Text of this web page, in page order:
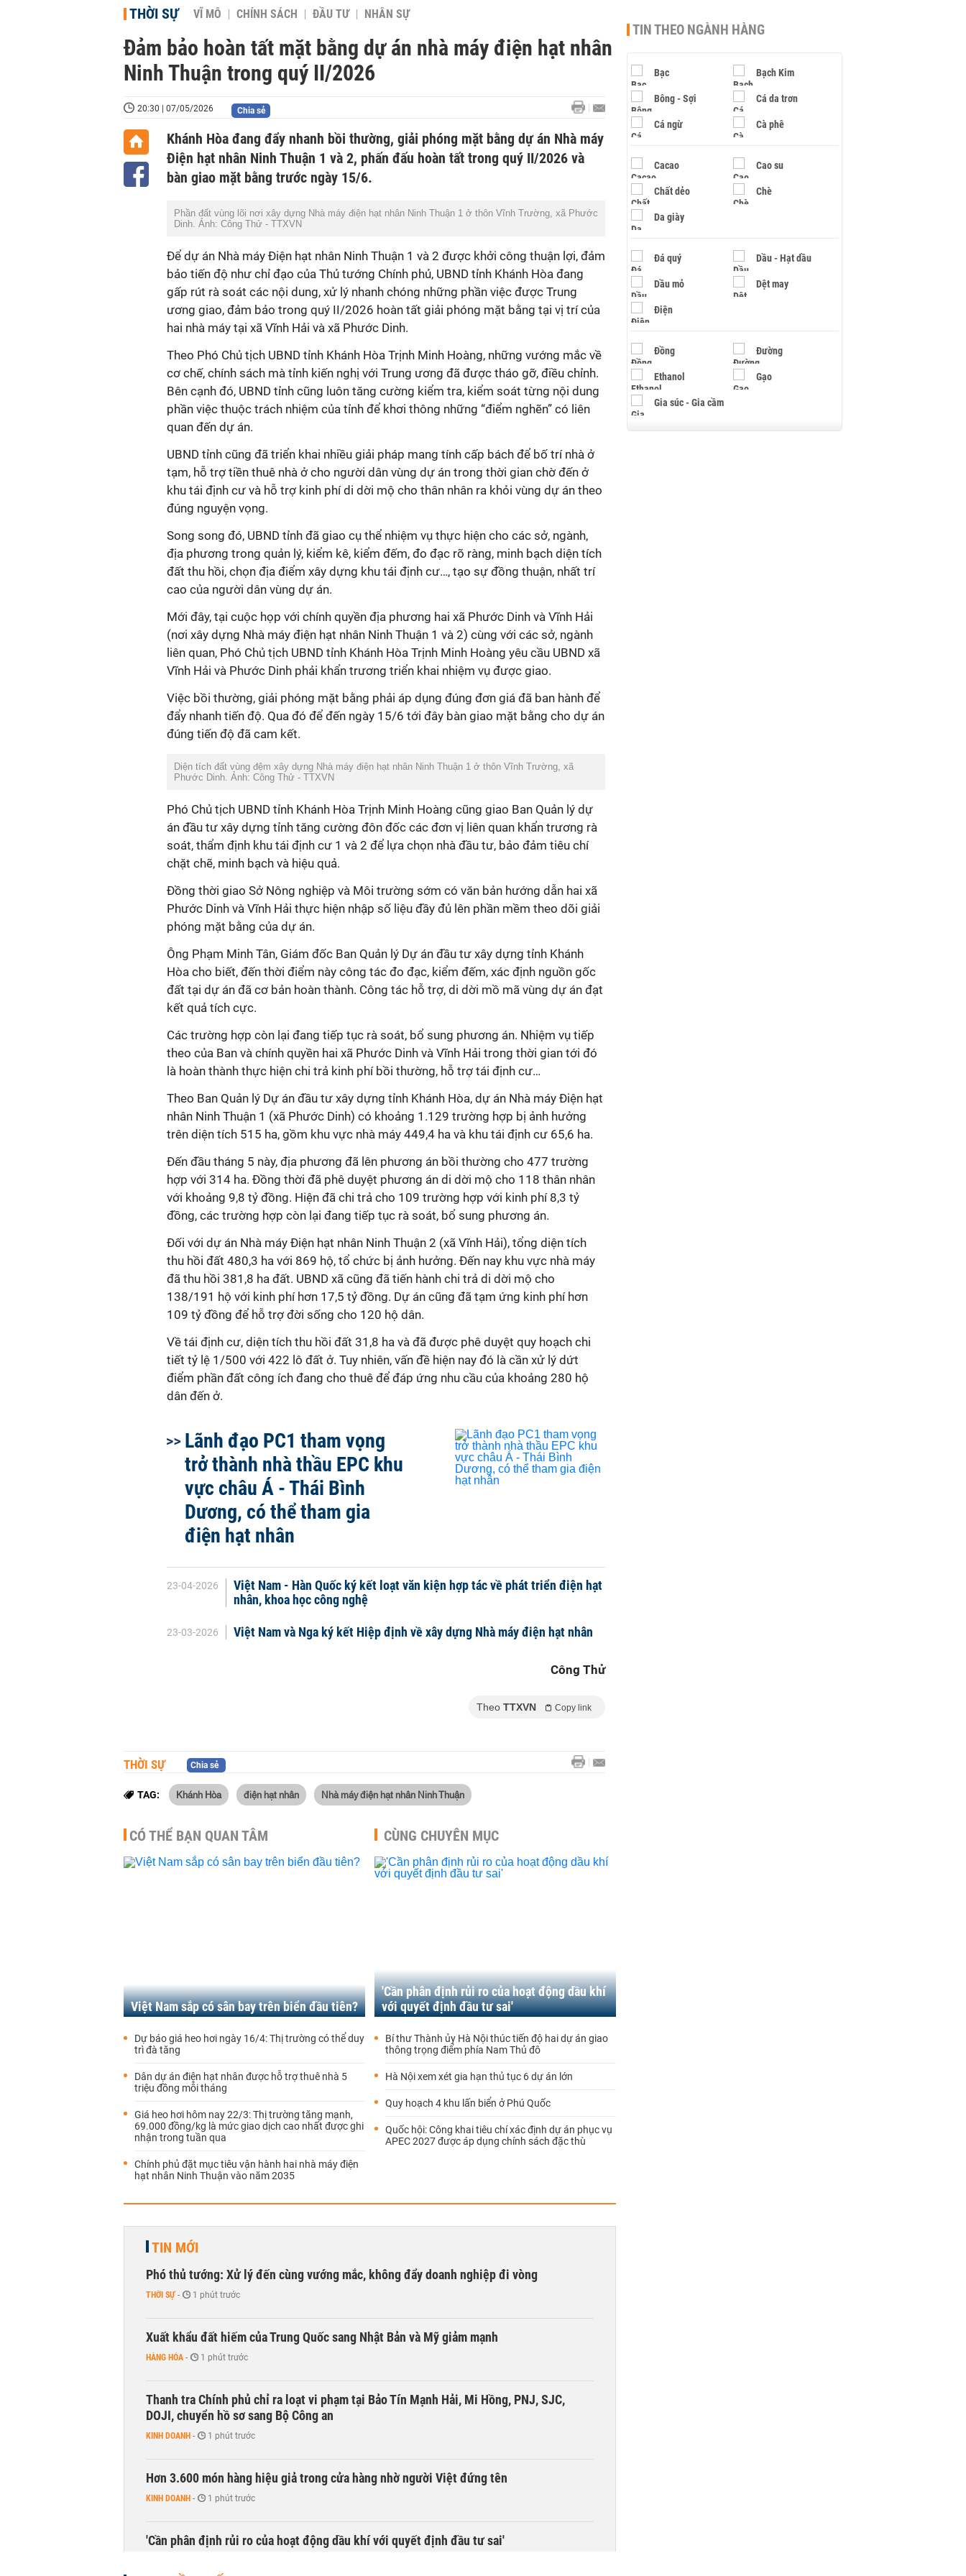
THỜI SỰ VĨ MÔ CHÍNH SÁCH ĐẦU TƯ NHÂN SỰ
Đảm bảo hoàn tất mặt bằng dự án nhà máy điện hạt nhân
Ninh Thuận trong quý II/2026
20:30 | 07/05/2026 Chia sẻ
Khánh Hòa đang đẩy nhanh bồi thường, giải phóng mặt bằng dự án Nhà máy
Điện hạt nhân Ninh Thuận 1 và 2, phấn đấu hoàn tất trong quý II/2026 và
bàn giao mặt bằng trước ngày 15/6.
Phần đất vùng lõi nơi xây dựng Nhà máy điện hạt nhân Ninh Thuận 1 ở thôn Vĩnh Trường, xã Phước
Dinh. Ảnh: Công Thử - TTXVN
Để dự án Nhà máy Điện hạt nhân Ninh Thuận 1 và 2 được khởi công thuận lợi, đảm
bảo tiến độ như chỉ đạo của Thủ tướng Chính phủ, UBND tỉnh Khánh Hòa đang
gấp rút rà soát các nội dung, xử lý nhanh chóng những phần việc được Trung
ương giao, đảm bảo trong quý II/2026 hoàn tất giải phóng mặt bằng tại vị trí của
hai nhà máy tại xã Vĩnh Hải và xã Phước Dinh.
Theo Phó Chủ tịch UBND tỉnh Khánh Hòa Trịnh Minh Hoàng, những vướng mắc về
cơ chế, chính sách mà tỉnh kiến nghị với Trung ương đã được tháo gỡ, điều chỉnh.
Bên cạnh đó, UBND tỉnh cũng luôn tăng cường kiểm tra, kiểm soát từng nội dung
phần việc thuộc trách nhiệm của tỉnh để khơi thông những “điểm nghẽn” có liên
quan đến dự án.
UBND tỉnh cũng đã triển khai nhiều giải pháp mang tính cấp bách để bố trí nhà ở
tạm, hỗ trợ tiền thuê nhà ở cho người dân vùng dự án trong thời gian chờ đến ở
khu tái định cư và hỗ trợ kinh phí di dời mộ cho thân nhân ra khỏi vùng dự án theo
đúng nguyện vọng.
Song song đó, UBND tỉnh đã giao cụ thể nhiệm vụ thực hiện cho các sở, ngành,
địa phương trong quản lý, kiểm kê, kiểm đếm, đo đạc rõ ràng, minh bạch diện tích
đất thu hồi, chọn địa điểm xây dựng khu tái định cư…, tạo sự đồng thuận, nhất trí
cao của người dân vùng dự án.
Mới đây, tại cuộc họp với chính quyền địa phương hai xã Phước Dinh và Vĩnh Hải
(nơi xây dựng Nhà máy điện hạt nhân Ninh Thuận 1 và 2) cùng với các sở, ngành
liên quan, Phó Chủ tịch UBND tỉnh Khánh Hòa Trịnh Minh Hoàng yêu cầu UBND xã
Vĩnh Hải và Phước Dinh phải khẩn trương triển khai nhiệm vụ được giao.
Việc bồi thường, giải phóng mặt bằng phải áp dụng đúng đơn giá đã ban hành để
đẩy nhanh tiến độ. Qua đó để đến ngày 15/6 tới đây bàn giao mặt bằng cho dự án
đúng tiến độ đã cam kết.
Diện tích đất vùng đệm xây dựng Nhà máy điện hạt nhân Ninh Thuận 1 ở thôn Vĩnh Trường, xã
Phước Dinh. Ảnh: Công Thử - TTXVN
Phó Chủ tịch UBND tỉnh Khánh Hòa Trịnh Minh Hoàng cũng giao Ban Quản lý dự
án đầu tư xây dựng tỉnh tăng cường đôn đốc các đơn vị liên quan khẩn trương rà
soát, thẩm định khu tái định cư 1 và 2 để lựa chọn nhà đầu tư, bảo đảm tiêu chí
chặt chẽ, minh bạch và hiệu quả.
Đồng thời giao Sở Nông nghiệp và Môi trường sớm có văn bản hướng dẫn hai xã
Phước Dinh và Vĩnh Hải thực hiện nhập số liệu đầy đủ lên phần mềm theo dõi giải
phóng mặt bằng của dự án.
Ông Phạm Minh Tân, Giám đốc Ban Quản lý Dự án đầu tư xây dựng tỉnh Khánh
Hòa cho biết, đến thời điểm này công tác đo đạc, kiểm đếm, xác định nguồn gốc
đất tại dự án đã cơ bản hoàn thành. Công tác hỗ trợ, di dời mồ mã vùng dự án đạt
kết quả tích cực.
Các trường hợp còn lại đang tiếp tục rà soát, bổ sung phương án. Nhiệm vụ tiếp
theo của Ban và chính quyền hai xã Phước Dinh và Vĩnh Hải trong thời gian tới đó
là hoàn thành thực hiện chi trả kinh phí bồi thường, hỗ trợ tái định cư…
Theo Ban Quản lý Dự án đầu tư xây dựng tỉnh Khánh Hòa, dự án Nhà máy Điện hạt
nhân Ninh Thuận 1 (xã Phước Dinh) có khoảng 1.129 trường hợp bị ảnh hưởng
trên diện tích 515 ha, gồm khu vực nhà máy 449,4 ha và khu tái định cư 65,6 ha.
Đến đầu tháng 5 này, địa phương đã lên phương án bồi thường cho 477 trường
hợp với 314 ha. Đồng thời đã phê duyệt phương án di dời mộ cho 118 thân nhân
với khoảng 9,8 tỷ đồng. Hiện đã chi trả cho 109 trường hợp với kinh phí 8,3 tỷ
đồng, các trường hợp còn lại đang tiếp tục rà soát, bổ sung phương án.
Đối với dự án Nhà máy Điện hạt nhân Ninh Thuận 2 (xã Vĩnh Hải), tổng diện tích
thu hồi đất 480,3 ha với 869 hộ, tổ chức bị ảnh hưởng. Đến nay khu vực nhà máy
đã thu hồi 381,8 ha đất. UBND xã cũng đã tiến hành chi trả di dời mộ cho
138/191 hộ với kinh phí hơn 17,5 tỷ đồng. Dự án cũng đã tạm ứng kinh phí hơn
109 tỷ đồng để hỗ trợ đời sống cho 120 hộ dân.
Về tái định cư, diện tích thu hồi đất 31,8 ha và đã được phê duyệt quy hoạch chi
tiết tỷ lệ 1/500 với 422 lô đất ở. Tuy nhiên, vấn đề hiện nay đó là cần xử lý dứt
điểm phần đất công ích đang cho thuê để đáp ứng nhu cầu của khoảng 280 hộ
dân đến ở.
Lãnh đạo PC1 tham vọng
trở thành nhà thầu EPC khu
vực châu Á - Thái Bình
Dương, có thể tham gia
điện hạt nhân
23-04-2026
Việt Nam - Hàn Quốc ký kết loạt văn kiện hợp tác về phát triển điện hạt
nhân, khoa học công nghệ
23-03-2026 Việt Nam và Nga ký kết Hiệp định về xây dựng Nhà máy điện hạt nhân
Công Thử
Theo TTXVN Copy link
THỜI SỰ Chia sẻ
TAG: Khánh Hòa điện hạt nhân Nhà máy điện hạt nhân Ninh Thuận
CÓ THỂ BẠN QUAN TÂM
Việt Nam sắp có sân bay trên biển đầu tiên?
Dự báo giá heo hơi ngày 16/4: Thị trường có thể duy
trì đà tăng
Dân dự án điện hạt nhân được hỗ trợ thuê nhà 5
triệu đồng mỗi tháng
Giá heo hơi hôm nay 22/3: Thị trường tăng mạnh,
69.000 đồng/kg là mức giao dịch cao nhất được ghi
nhận trong tuần qua
Chính phủ đặt mục tiêu vận hành hai nhà máy điện
hạt nhân Ninh Thuận vào năm 2035
CÙNG CHUYÊN MỤC
'Cần phân định rủi ro của hoạt động dầu khí
với quyết định đầu tư sai'
Bí thư Thành ủy Hà Nội thúc tiến độ hai dự án giao
thông trọng điểm phía Nam Thủ đô
Hà Nội xem xét gia hạn thủ tục 6 dự án lớn
Quy hoạch 4 khu lấn biển ở Phú Quốc
Quốc hội: Công khai tiêu chí xác định dự án phục vụ
APEC 2027 được áp dụng chính sách đặc thù
TIN MỚI
Phó thủ tướng: Xử lý đến cùng vướng mắc, không đẩy doanh nghiệp đi vòng
THỜI SỰ - 1 phút trước
Xuất khẩu đất hiếm của Trung Quốc sang Nhật Bản và Mỹ giảm mạnh
HÀNG HÓA - 1 phút trước
Thanh tra Chính phủ chỉ ra loạt vi phạm tại Bảo Tín Mạnh Hải, Mi Hồng, PNJ, SJC,
DOJI, chuyển hồ sơ sang Bộ Công an
KINH DOANH - 1 phút trước
Hơn 3.600 món hàng hiệu giả trong cửa hàng nhờ người Việt đứng tên
KINH DOANH - 1 phút trước
'Cần phân định rủi ro của hoạt động dầu khí với quyết định đầu tư sai'
TIN THEO NGÀNH HÀNG
Bạc Bạch Kim
Bông - Sợi Cá da trơn
Cá ngừ Cà phê
Cacao Cao su
Chất dẻo Chè
Da giày
Đá quý Dầu - Hạt dầu
Dầu mỏ Dệt may
Điện
Đồng Đường
Ethanol Gạo
Gia súc - Gia cầm